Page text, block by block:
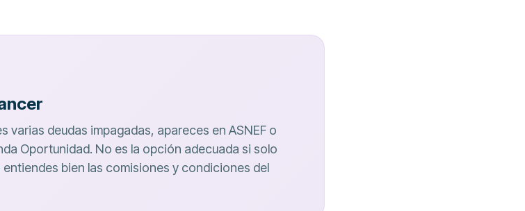
varias deudas impagadas, apareces en ASNEF o
Oportunidad. No es la opción adecuada si solo
bien las comisiones y condiciones del